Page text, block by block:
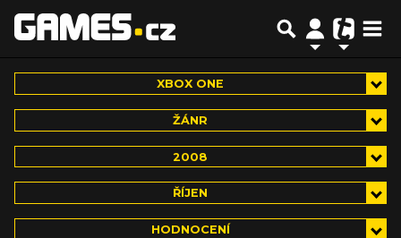
XBOX ONE
ŽÁNR
2008
ŘÍJEN
HODNOCENÍ